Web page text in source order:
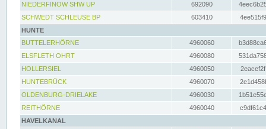
NIEDERFINOW SHW UP
692090
SCHWEDT SCHLEUSE BP
603410
HUNTE
BUTTELERHÖRNE
4960060
ELSFLETH OHRT
4960080
HOLLERSIEL
4960050
HUNTEBRÜCK
4960070
OLDENBURG-DRIELAKE
4960030
REITHÖRNE
4960040
HAVELKANAL